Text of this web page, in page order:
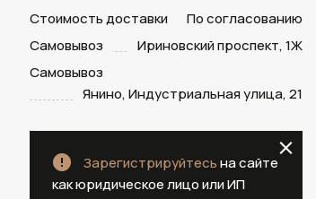
Стоимость доставки
По согласованию
Самовывоз
Ириновский проспект, 1Ж
Самовывоз
Янино, Индустриальная улица, 21
Зарегистрируйтесьна сайте
как юридическое лицо или ИП